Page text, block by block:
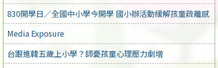
830開學日／全國中小學今開學 國小辦活動緩解孩童疏離感
Media Exposure
台跟進韓五歲上小學？師憂孩童心理壓力劇增